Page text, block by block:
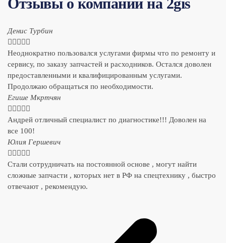
Отзывы о компании на 2gis
Денис Турбин
    
Неоднократно пользовался услугами фирмы что по ремонту и
сервису, по заказу запчастей и расходников. Остался доволен
предоставленными и квалифицированным услугами.
Продолжаю обращаться по необходимости.
​Егише Мкртчян
    
Андрей отличный специалист по диагностике!!! Доволен на
все 100!
​Юлия Гершевич
    
Стали сотрудничать на постоянной основе , могут найти
сложные запчасти , которых нет в РФ на спецтехнику , быстро
отвечают , рекомендую.